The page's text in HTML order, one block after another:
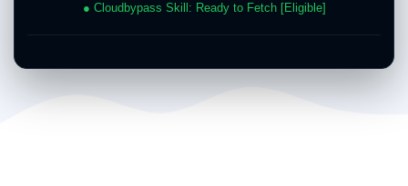
● Cloudbypass Skill: Ready to Fetch [Eligible]